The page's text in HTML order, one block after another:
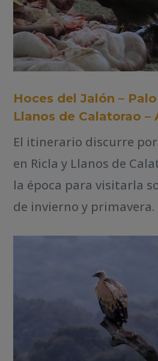
Hoces del Jalón –
Llanos de Calatorao –
El itinerario discurre por
en Ricla y Llanos de
la época para visitarla
de invierno y primavera.